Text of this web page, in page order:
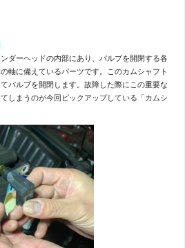
ダーヘッドの内部にあり、バルブを開閉する各
軸に備えているパーツです。このカムシャフト
バルブを開閉します。故障した際にこの重要な
しまうのが今回ピックアップしている「カムシ